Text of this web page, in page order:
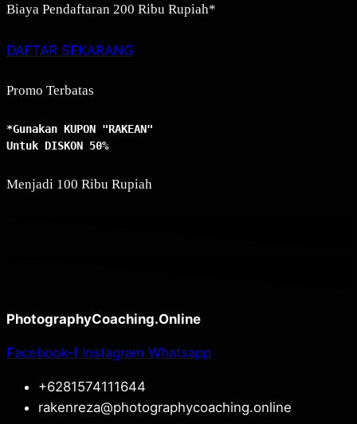
Biaya Pendaftaran 200 Ribu Rupiah*
DAFTAR SEKARANG
Promo Terbatas
*Gunakan KUPON "RAKEAN"
Untuk DISKON 50%
Menjadi 100 Ribu Rupiah
PhotographyCoaching.Online
Facebook-f Instagram Whatsapp
+6281574111644
rakenreza@photographycoaching.online